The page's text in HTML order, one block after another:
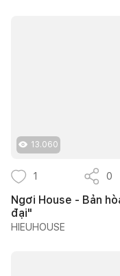
13.060
1 0
Ngơi House - Bản
đại"
HIEUHOUSE